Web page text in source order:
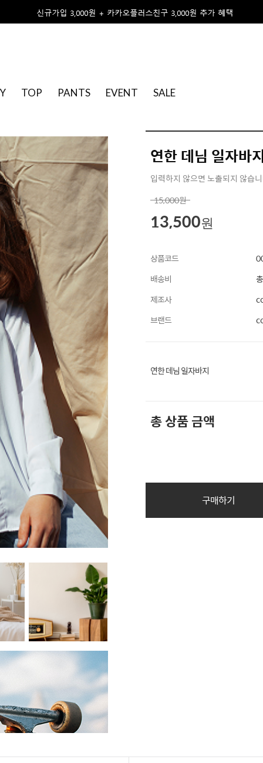
TOP PANTS EVENT SALE
연한 데님 일자바
입력하지 않으면 노출되지 않습
15,000원
13,500원
상품코드
배송비
제조사
브랜드
연한 데님 일자바지
총 상품 금액
구매하기